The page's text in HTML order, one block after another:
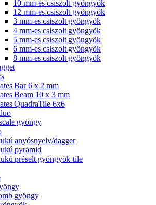
10 mm-es csiszolt gyöngyök
12 mm-es csiszolt gyöngyök
3 mm-es csiszolt gyöngyök
4 mm-es csiszolt gyöngyök
5 mm-es csiszolt gyöngyök
6 mm-es csiszolt gyöngyök
8 mm-es csiszolt gyöngyök
Bar 6 x 2 mm
Beam 10 x 3 mm
QuadraTile 6x6
gyöngy
anyósnyelv/dagger
pyramid
préselt gyöngyök-tile
gyöngy